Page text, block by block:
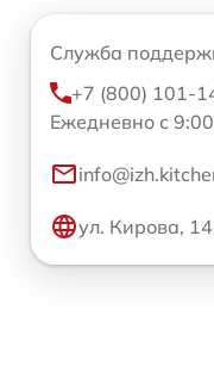
Служба
+7 (800) 101-
Ежедневно с
ул. Кирова,